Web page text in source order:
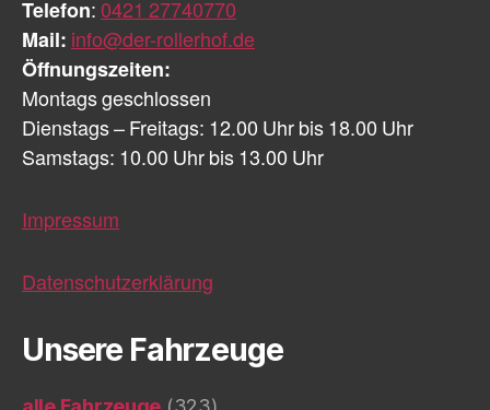
Telefon: 0421 27740770
Mail: info@der-rollerhof.de
Öffnungszeiten:
Montags geschlossen
Dienstags – Freitags: 12.00 Uhr bis 18.00 Uhr
Samstags: 10.00 Uhr bis 13.00 Uhr
Impressum
Datenschutzerklärung
Unsere Fahrzeuge